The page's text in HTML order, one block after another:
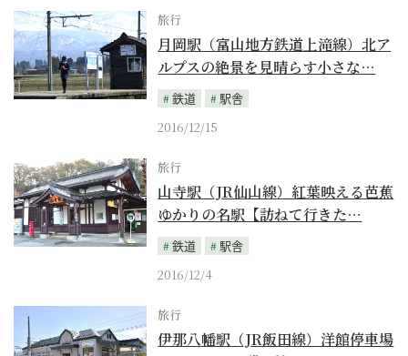
旅行
月岡駅（富山地方鉄道上滝線）北ア
ルプスの絶景を見晴らす小さな…
鉄道
駅舎
2016/12/15
旅行
山寺駅（JR仙山線）紅葉映える芭蕉
ゆかりの名駅【訪ねて行きた…
鉄道
駅舎
2016/12/4
旅行
伊那八幡駅（JR飯田線）洋館停車場